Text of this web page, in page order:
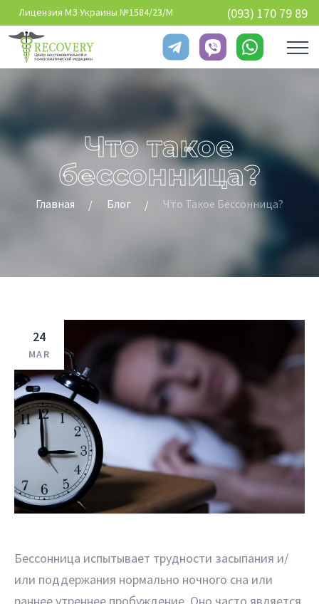
Перейти к основному содержанию
Лицензия МЗ Украины №1584/23/М (093) 170 79 89
Что такое
бессонница?
Главная Блог Что Такое Бессонница?
24
MAR
Бессонница испытывает трудности засыпания и/
или поддержания нормально ночного сна или